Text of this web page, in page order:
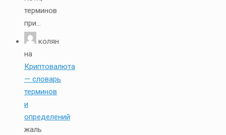
терминов
при...
колян
на
Криптовалюта
— словарь
терминов
и
определений
жаль